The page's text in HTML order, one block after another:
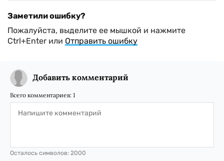
Заметили ошибку?
Пожалуйста, выделите ее мышкой и нажмите
Ctrl+Enter или Отправить ошибку
Добавить комментарий
Всего комментариев: 1
Осталось символов: 2000